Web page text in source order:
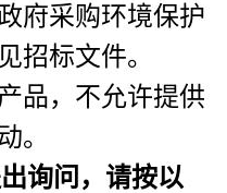
府采购环境保护
招标文件。
品，不允许提供
。
询问，请按以